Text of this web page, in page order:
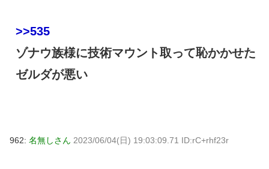
>>535
ゾナウ族様に技術マウント取って恥かかせた
ゼルダが悪い
962: 名無しさん 2023/06/04(日) 19:03:09.71 ID:rC+rhf23r